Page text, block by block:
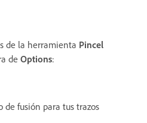
de la herramienta Pincel
deOptions:
de fusión para tus trazos